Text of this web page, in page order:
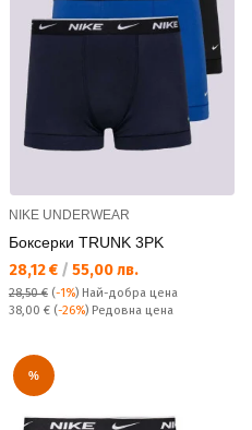
NIKE UNDERWEAR
Боксерки TRUNK 3PK
Текуща цена:
28,12 € / 55,00 лв.
28,50 € (-1%) Най-добра цена
Редовна цена:
38,00 € (-26%) Редовна цена
%